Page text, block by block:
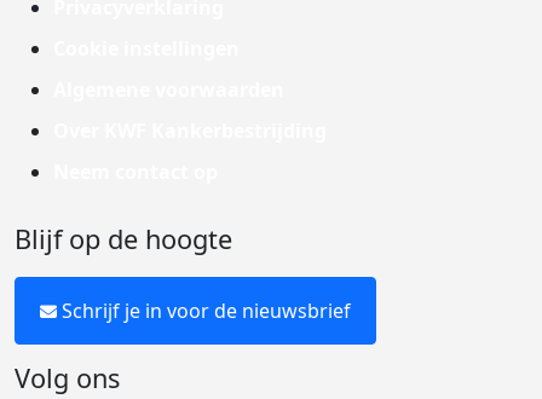
Blijf op de hoogte
Schrijf je in voor de nieuwsbrief
Volg ons